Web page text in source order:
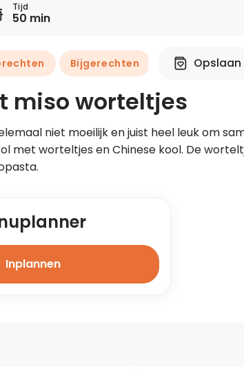
Tijd
50 min
Bijgerechten Opslaan
miso worteltjes
niet moeilijk en juist heel leuk om
met worteltjes en Chinese kool. De
Inplannen